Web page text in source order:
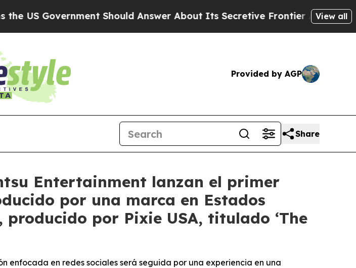
Should Answer About Its Secretive Frontier AI FrameworkThe View all
Provided by AGP
Share
Entertainment lanzan el primer
por una marca en Estados
por Pixie USA, titulado ‘The
enfocada en redes sociales será seguida por una experiencia en una